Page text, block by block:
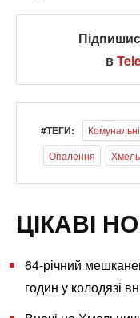
в
#ТЕГИ:
Опалення
ЦІКАВІ
64-річний
годин у колодязі